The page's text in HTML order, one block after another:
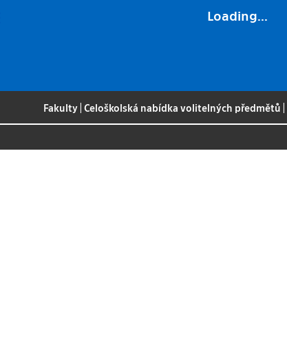
Loading...
Fakulty |Celoškolská nabídka volitelných předmětů